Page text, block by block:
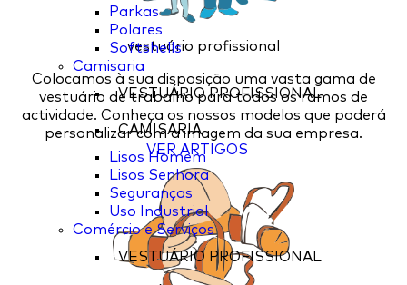
Parkas
Polares
Softshells
Camisaria
VESTUÁRIO PROFISSIONAL
CAMISARIA
Lisos Homem
Lisos Senhora
Seguranças
Uso Industrial
Comércio e Serviços
VESTUÁRIO PROFISSIONAL
vestuário profissional
Colocamos à sua disposição uma vasta gama de
vestuário de trabalho para todos os ramos de
actividade. Conheça os nossos modelos que poderá
personalizar com a imagem da sua empresa.
VER ARTIGOS